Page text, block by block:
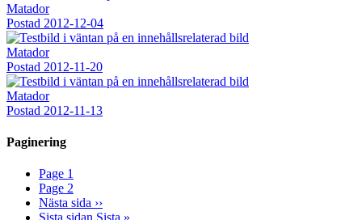
Matador
Postad 2012-12-04
Matador
Postad 2012-11-20
Matador
Postad 2012-11-13
Paginering
Page 1
Page 2
Nästa sida ››